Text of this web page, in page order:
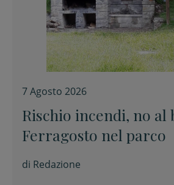
7 Agosto 2026
Rischio incendi, no al
Ferragosto nel parco
di Redazione